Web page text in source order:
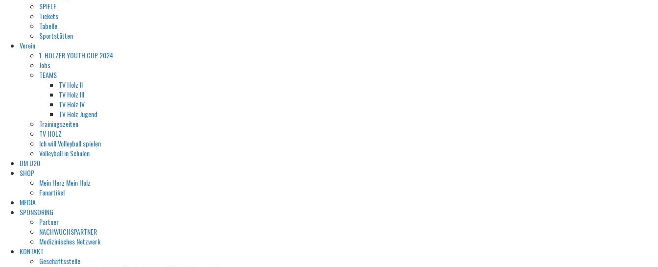
SPIELE
Tickets
Tabelle
Sportstätten
Verein
1. HOLZER YOUTH CUP 2024
Jobs
TEAMS
TV Holz II
TV Holz III
TV Holz IV
TV Holz Jugend
Trainingszeiten
TV HOLZ
Ich will Volleyball spielen
Volleyball in Schulen
DM U20
SHOP
Mein Herz Mein Holz
Fanartikel
MEDIA
SPONSORING
Partner
NACHWUCHSPARTNER
Medizinisches Netzwerk
KONTAKT
Geschäftsstelle